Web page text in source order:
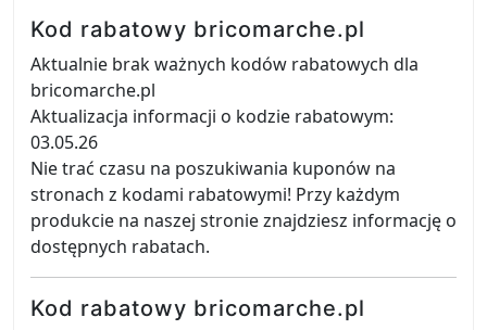
Kod rabatowy bricomarche.pl
Aktualnie brak ważnych kodów rabatowych dla
bricomarche.pl
Aktualizacja informacji o kodzie rabatowym:
03.05.26
Nie trać czasu na poszukiwania kuponów na
stronach z kodami rabatowymi! Przy każdym
produkcie na naszej stronie znajdziesz informację o
dostępnych rabatach.
Kod rabatowy bricomarche.pl